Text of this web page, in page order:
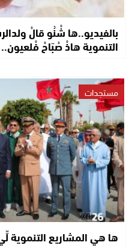
بالفيديو..ها شْنُو قالْ
التنموية هاذْ صْبَاحْ فْلعيون..
مستجدات
ها هي المشاريع